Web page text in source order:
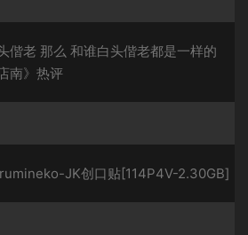
偕老 那么 和谁白头偕老都是一样的
南》热评